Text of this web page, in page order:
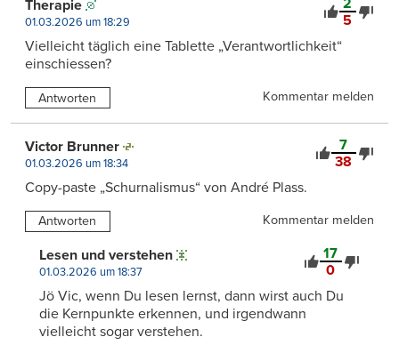
2
5
Therapie
01.03.2026 um 18:29
Vielleicht täglich eine Tablette „Verantwortlichkeit“
einschiessen?
Antworten Kommentar melden
7
38
Victor Brunner
01.03.2026 um 18:34
Copy-paste „Schurnalismus“ von André Plass.
Antworten Kommentar melden
17
0
Lesen und verstehen
01.03.2026 um 18:37
Jö Vic, wenn Du lesen lernst, dann wirst auch Du
die Kernpunkte erkennen, und irgendwann
vielleicht sogar verstehen.